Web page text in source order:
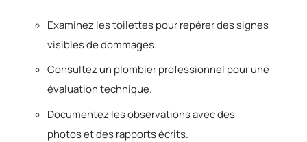
Examinez les toilettes pour repérer des signes
visibles de dommages.
Consultez un plombier professionnel pour une
évaluation technique.
Documentez les observations avec des
photos et des rapports écrits.